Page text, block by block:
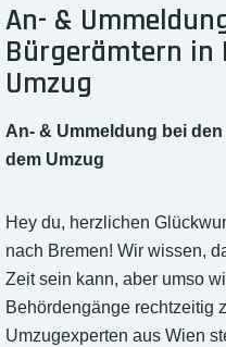
An- &
Bürgerämtern in
Umzug
An- & Ummeldung bei
dem Umzug
Hey du, herzlichen
nach Bremen! Wir wissen,
Zeit sein kann, aber umso
Behördengänge rechtzeitig
Umzugexperten aus Wien